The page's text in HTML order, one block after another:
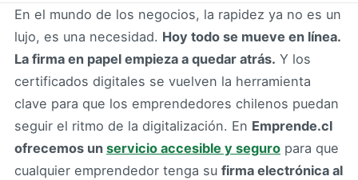
En el mundo de los negocios, la rapidez ya no es un
lujo, es una necesidad. Hoy todo se mueve en línea.
La firma en papel empieza a quedar atrás. Y los
certificados digitales se vuelven la herramienta
clave para que los emprendedores chilenos puedan
seguir el ritmo de la digitalización. En Emprende.cl
ofrecemos un servicio accesible y seguro para que
cualquier emprendedor tenga su firma electrónica al